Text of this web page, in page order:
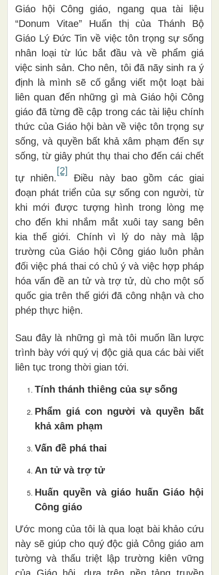
Giáo hội Công giáo, ngang qua tài liệu
“Donum Vitae” Huấn thị của Thánh Bộ
Giáo Lý Đức Tin về việc tôn trọng sự sống
nhân loại từ lúc bắt đầu và về phẩm giá
việc sinh sản. Cho nên, tôi đã nãy sinh ra ý
định là mình sẽ cố gắng viết một loạt bài
liên quan đến những gì mà Giáo hội Công
giáo đã từng đề cập trong các tài liệu chính
thức của Giáo hội bàn về việc tôn trọng sự
sống, và quyền bất khả xâm phạm đến sự
sống, từ giây phút thụ thai cho đến cái chết
tự nhiên.
[2]
Điều này bao gồm các giai
đoạn phát triển của sự sống con người, từ
khi mới được tượng hình trong lòng mẹ
cho đến khi nhắm mắt xuôi tay sang bên
kia thế giới. Chính vì lý do này mà lập
trường của Giáo hội Công giáo luôn phản
đối việc phá thai có chủ ý và việc hợp pháp
hóa vấn đề an tử và trợ tử, dù cho một số
quốc gia trên thế giới đã công nhận và cho
phép thực hiện.
Sau đây là những gì mà tôi muốn lần lược
trình bày với quý vị độc giả qua các bài viết
liên tục trong thời gian tới.
Tính thánh thiêng của sự sống
Phẩm giá con người và quyền bất
khả xâm phạm
Vấn đề phá thai
An tử và trợ tử
Huấn quyền và giáo huấn Giáo hội
Công giáo
Ước mong của tôi là qua loạt bài khảo cứu
này sẽ giúp cho quý độc giả Công giáo am
tường và thấu triệt lập trường kiên vững